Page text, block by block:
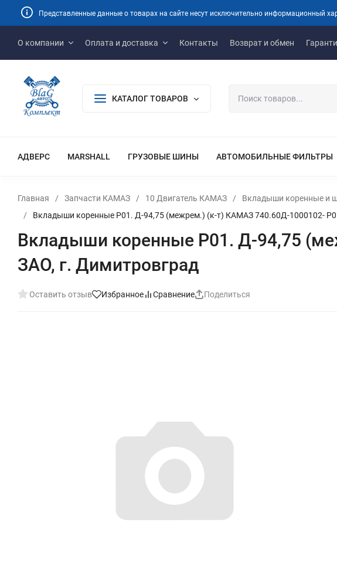
Представленные данные о товарах на сайте несут исключительно информационный
О компании Оплата и доставка Контакты Возврат и обмен
КАТАЛОГ ТОВАРОВ
АДВЕРС MARSHALL ГРУЗОВЫЕ ШИНЫ АВТОМОБИЛЬНЫЕ ФИЛЬТРЫ
Главная / Запчасти КАМАЗ / 10 Двигатель КАМАЗ /
Вкладыши коренные и
/
Вкладыши коренные Р01. Д-94,75 (межрем.) (к-т) КАМАЗ 740.60Д-1000102-
Вкладыши коренные Р01. Д-94,75
ЗАО, г. Димитровград
Оставить отзыв Избранное Сравнение Поделиться